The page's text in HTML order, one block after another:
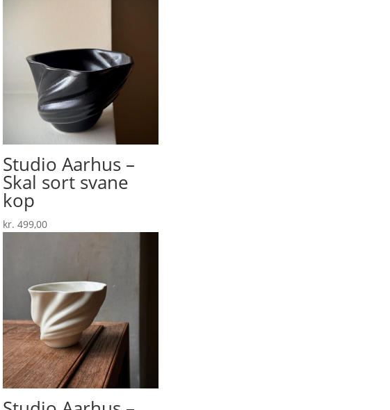
Studio Aarhus –
Skal sort svane
kop
kr. 499,00